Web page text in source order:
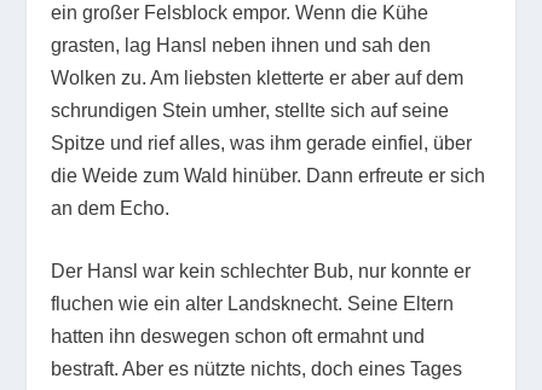
ein großer Felsblock empor. Wenn die Kühe
grasten, lag Hansl neben ihnen und sah den
Wolken zu. Am liebsten kletterte er aber auf dem
schrundigen Stein umher, stellte sich auf seine
Spitze und rief alles, was ihm gerade einfiel, über
die Weide zum Wald hinüber. Dann erfreute er sich
an dem Echo.
Der Hansl war kein schlechter Bub, nur konnte er
fluchen wie ein alter Landsknecht. Seine Eltern
hatten ihn deswegen schon oft ermahnt und
bestraft. Aber es nützte nichts, doch eines Tages